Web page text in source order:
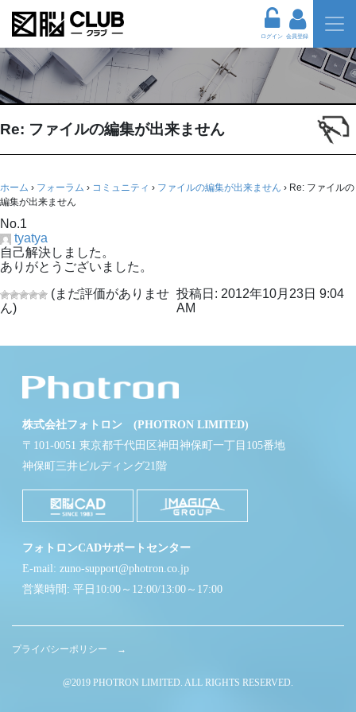
ログイン 会員登録
Re: ファイルの編集が出来ません
ホーム › フォーラム › コミュニティ › ファイルの編集が出来ません › Re: ファイルの
編集が出来ません
No.1
tyatya
自己解決しました。
ありがとうございました。
(まだ評価がありませ
ん)
投稿日: 2012年10月23日 9:04
AM
株式会社フォトロン (PHOTRON LIMITED)
〒101-0051 東京都千代田区神田神保町一丁目105番地
神保町三井ビルディング21階
フォトロンCADサポートセンター
E-mail: zuno-support@photron.co.jp
営業時間: 平日10:00～12:00/13:00～17:00
プライバシーポリシー →
@2019 PHOTRON LIMITED. ALL RIGHTS RESERVED.